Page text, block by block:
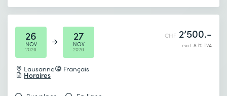
26
NOV
2026
27
NOV
2026
Lausanne Français
Horaires
CHF 2’500.-
excl. 8.1% TVA